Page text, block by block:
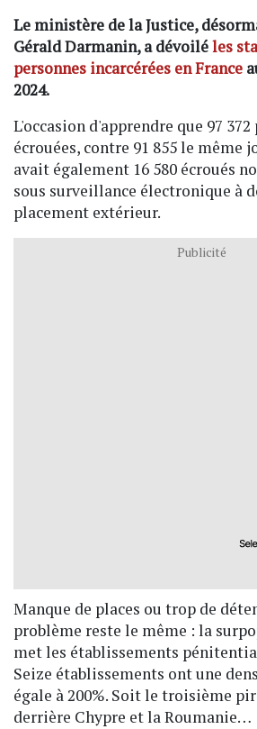
Le ministère de la Justice,
Gérald Darmanin, a dévoiléles
personnes incarcérées en France
2024.
L'occasion d'apprendre que 97
écrouées, contre 91 855 le même
avait également 16 580 écroués
sous surveillance électronique à
placement extérieur.
Publicité
Manque de places ou trop de
problème reste le même : la
met les établissements
Seize établissements ont une
égale à 200%. Soit le troisième
derrière Chypre et la Roumanie…